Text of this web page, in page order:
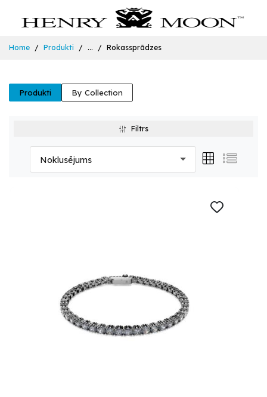
Home Produkti ... Rokassprādzes
Produkti By Collection
Filtrs